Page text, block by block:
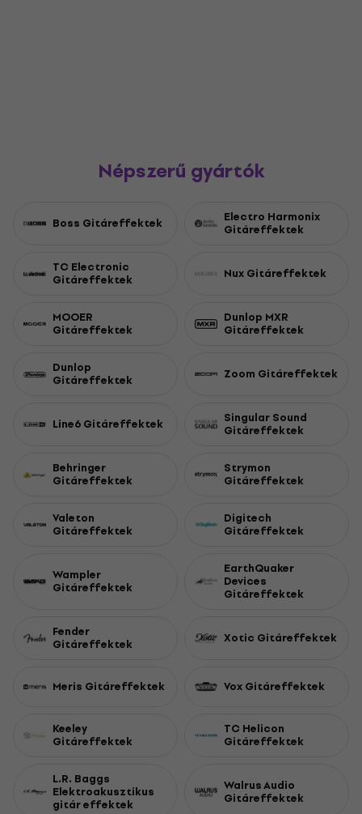
Népszerű gyártók
Boss Gitáreffektek Electro Harmonix
Gitáreffektek
TC Electronic
Gitáreffektek Nux Gitáreffektek
MOOER
Gitáreffektek
Dunlop MXR
Gitáreffektek
Dunlop
Gitáreffektek Zoom Gitáreffektek
Line6 Gitáreffektek Singular Sound
Gitáreffektek
Behringer
Gitáreffektek
Strymon
Gitáreffektek
Valeton
Gitáreffektek
Digitech
Gitáreffektek
Wampler
Gitáreffektek
EarthQuaker
Devices
Gitáreffektek
Fender
Gitáreffektek Xotic Gitáreffektek
Meris Gitáreffektek Vox Gitáreffektek
Keeley
Gitáreffektek
TC Helicon
Gitáreffektek
L.R. Baggs
Elektroakusztikus
gitár effektek
Walrus Audio
Gitáreffektek